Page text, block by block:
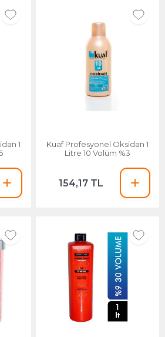
1
Kuaf Profesyonel Oksidan 1
Litre 10 Volüm %3
154,17 TL